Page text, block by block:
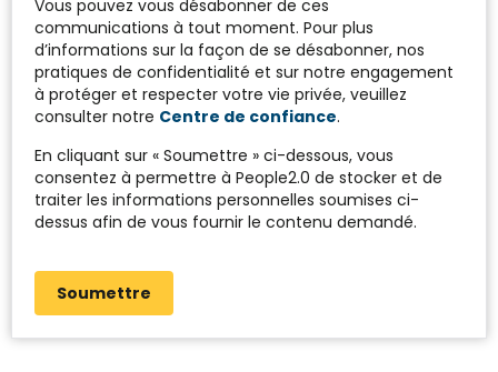
Vous pouvez vous désabonner de ces
communications à tout moment. Pour plus
d’informations sur la façon de se désabonner, nos
pratiques de confidentialité et sur notre engagement
à protéger et respecter votre vie privée, veuillez
consulter notre Centre de confiance.
En cliquant sur « Soumettre » ci-dessous, vous
consentez à permettre à People2.0 de stocker et de
traiter les informations personnelles soumises ci-
dessus afin de vous fournir le contenu demandé.
Soumettre